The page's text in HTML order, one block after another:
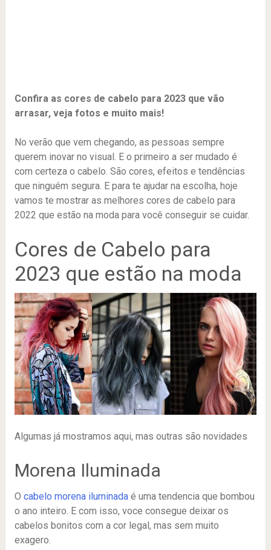
Confira as cores de cabelo para 2023 que vão
arrasar, veja fotos e muito mais!
No verão que vem chegando, as pessoas sempre
querem inovar no visual. E o primeiro a ser mudado é
com certeza o cabelo. São cores, efeitos e tendências
que ninguém segura. E para te ajudar na escolha, hoje
vamos te mostrar as melhores cores de cabelo para
2022 que estão na moda para você conseguir se cuidar.
Cores de Cabelo para
2023 que estão na moda
Algumas já mostramos aqui, mas outras são novidades
Morena Iluminada
O cabelo morena iluminadaé uma tendencia que bombou
o ano inteiro. E com isso, voce consegue deixar os
cabelos bonitos com a cor legal, mas sem muito
exagero.